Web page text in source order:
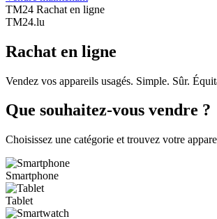
TM24 Rachat en ligne
TM24.lu
Rachat en ligne
Vendez vos appareils usagés. Simple. Sûr.
Que souhaitez-vous vendre ?
Choisissez une catégorie et trouvez votre
Smartphone
Tablet